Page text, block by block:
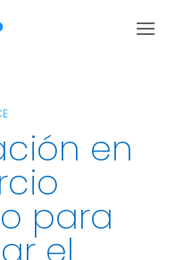
en
para